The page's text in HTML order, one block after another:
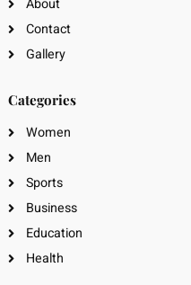
Contact
Gallery
Categories
Women
Men
Sports
Business
Education
Health